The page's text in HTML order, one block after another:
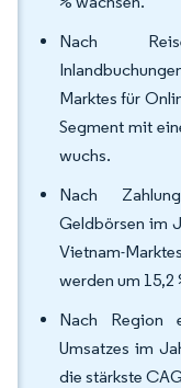
Nach
Marktes für
Segment mit
wuchs.
Nach
Geldbörsen im
Vietnam-
werden um 15,2
Nach Region
Umsatzes im
die stärkste